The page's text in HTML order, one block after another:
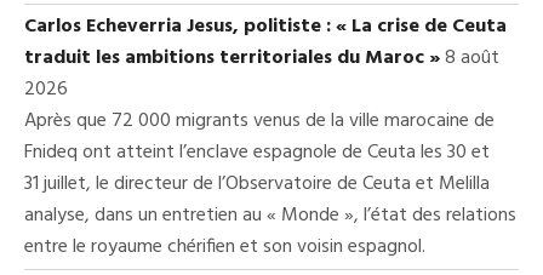
Carlos Echeverria Jesus, politiste : « La crise de Ceuta
traduit les ambitions territoriales du Maroc »8 août
2026
Après que 72 000 migrants venus de la ville marocaine de
Fnideq ont atteint l’enclave espagnole de Ceuta les 30 et
31 juillet, le directeur de l’Observatoire de Ceuta et Melilla
analyse, dans un entretien au « Monde », l’état des relations
entre le royaume chérifien et son voisin espagnol.